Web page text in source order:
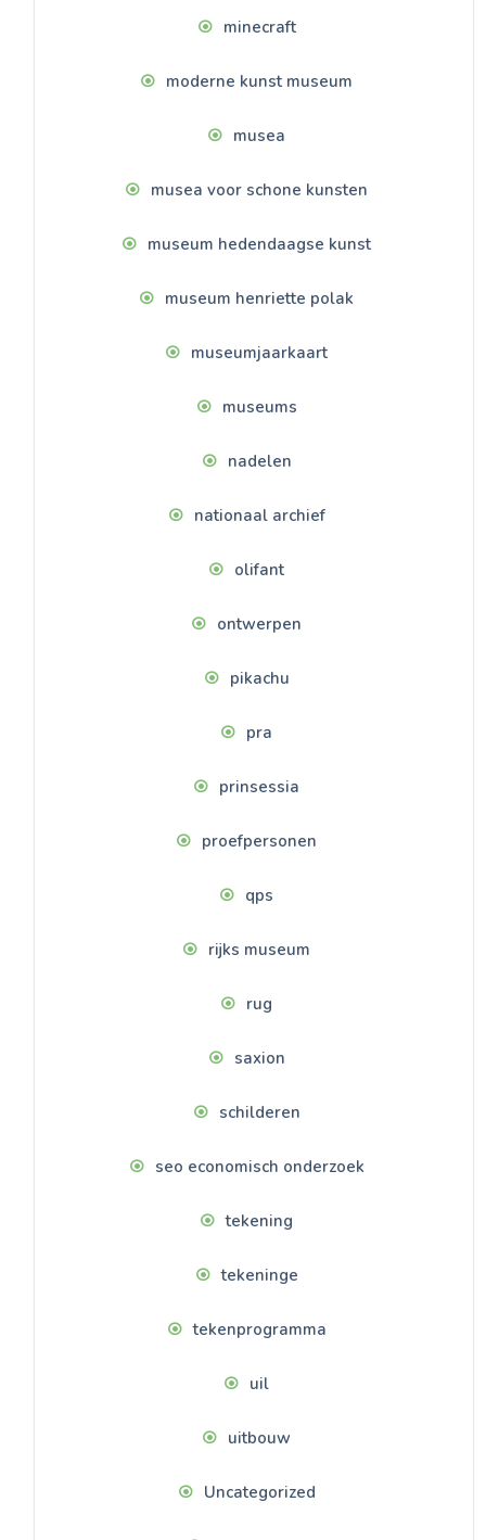
minecraft
moderne kunst museum
musea
musea voor schone kunsten
museum hedendaagse kunst
museum henriette polak
museumjaarkaart
museums
nadelen
nationaal archief
olifant
ontwerpen
pikachu
pra
prinsessia
proefpersonen
qps
rijks museum
rug
saxion
schilderen
seo economisch onderzoek
tekening
tekeninge
tekenprogramma
uil
uitbouw
Uncategorized